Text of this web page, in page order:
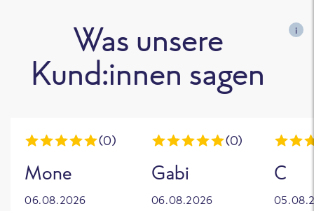
Was unsere
Kund:innen sagen
i
(0)
Mone
06.08.2026
(0)
Gabi
06.08.2026
C